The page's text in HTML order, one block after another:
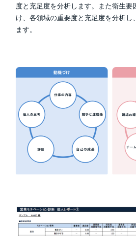
度と充足度を分析します。また衛生要
け、各領域の重要度と充足度を分析し
ます。